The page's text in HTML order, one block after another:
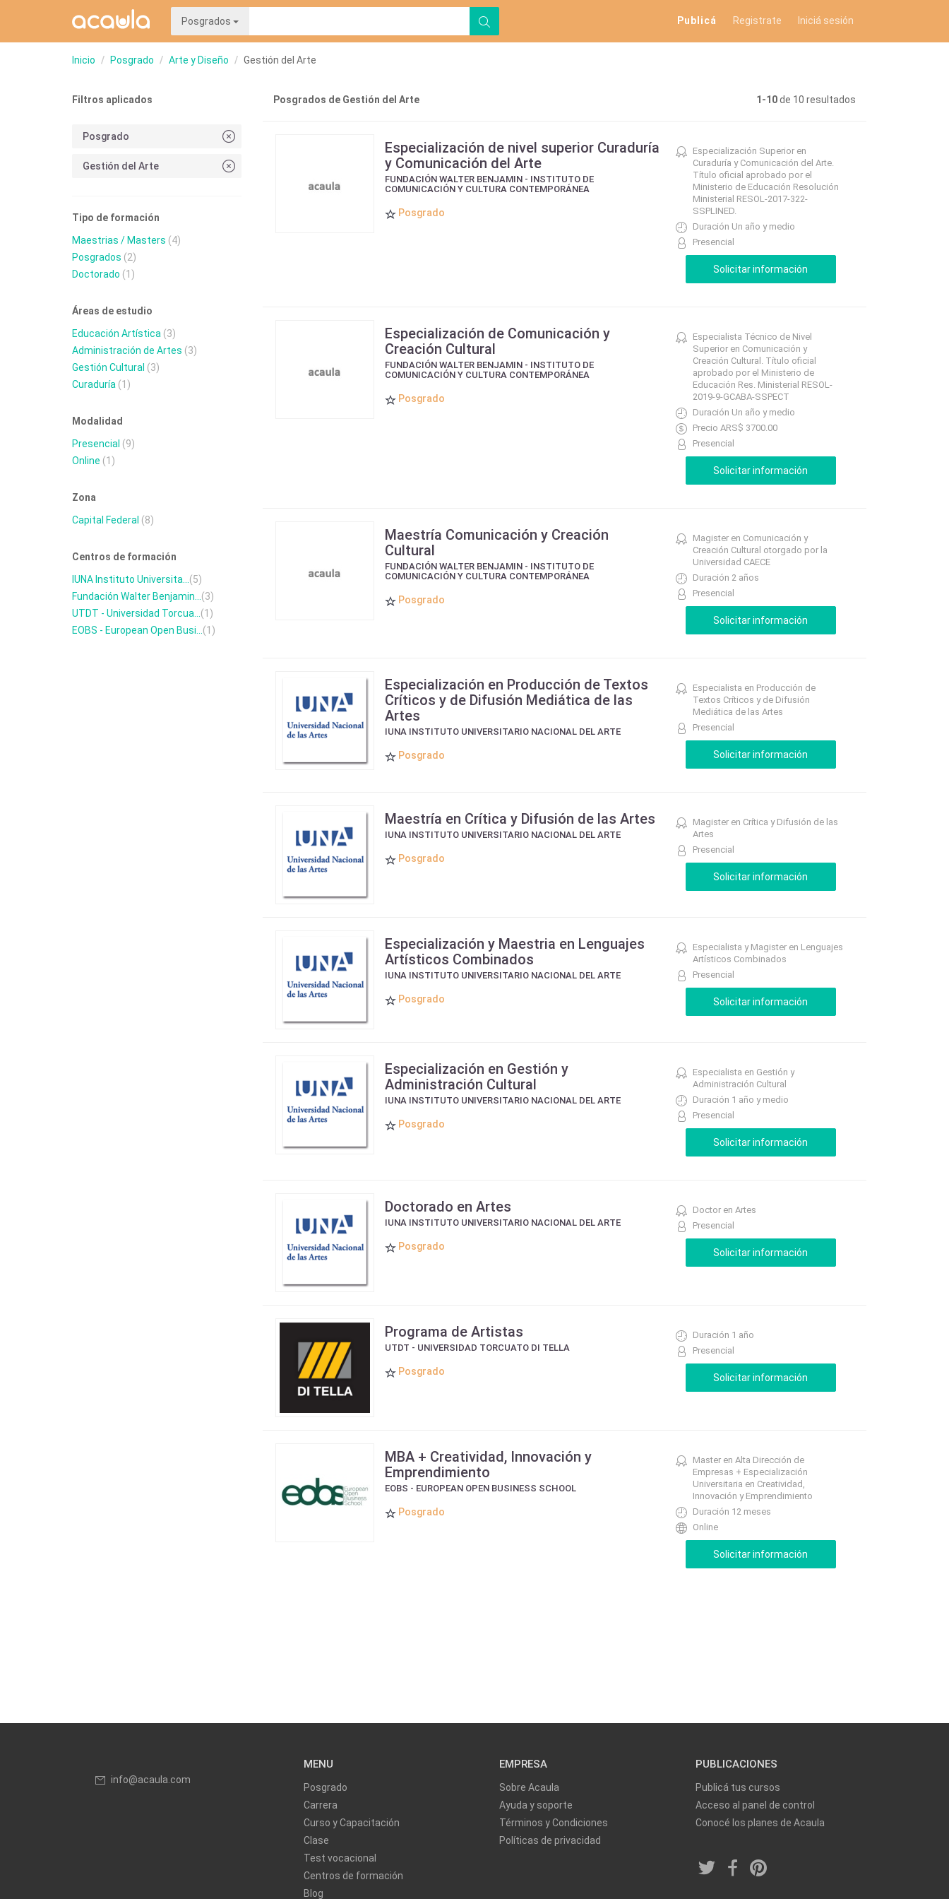
Posgrados Publicá Registrate Iniciá sesión
Inicio Posgrado Arte y Diseño Gestión del Arte
Filtros aplicados
Posgrado
Gestión del Arte
Tipo de formación
Maestrias / Masters (4)
Posgrados (2)
Doctorado (1)
Áreas de estudio
Educación Artística (3)
Administración de Artes (3)
Gestión Cultural (3)
Curaduría (1)
Modalidad
Presencial (9)
Online (1)
Zona
Capital Federal (8)
Centros de formación
IUNA Instituto Universita... (5)
Fundación Walter Benjamin... (3)
UTDT - Universidad Torcua... (1)
EOBS - European Open Busi... (1)
Posgrados de Gestión del Arte 1-10de 10 resultados
Especialización de nivel superior Curaduría
y Comunicación del Arte
FUNDACIÓN WALTER BENJAMIN - INSTITUTO DE
COMUNICACIÓN Y CULTURA CONTEMPORÁNEA
Posgrado
Especialización Superior en
Curaduría y Comunicación del Arte.
Título oficial aprobado por el
Ministerio de Educación Resolución
Ministerial RESOL-2017-322-
SSPLINED.
Duración Un año y medio
Presencial
Especialización de Comunicación y
Creación Cultural
FUNDACIÓN WALTER BENJAMIN - INSTITUTO DE
COMUNICACIÓN Y CULTURA CONTEMPORÁNEA
Posgrado
Especialista Técnico de Nivel
Superior en Comunicación y
Creación Cultural. Título oficial
aprobado por el Ministerio de
Educación Res. Ministerial RESOL-
2019-9-GCABA-SSPECT
Duración Un año y medio
Precio ARS$ 3700.00
Presencial
Maestría Comunicación y Creación
Cultural
FUNDACIÓN WALTER BENJAMIN - INSTITUTO DE
COMUNICACIÓN Y CULTURA CONTEMPORÁNEA
Posgrado
Magister en Comunicación y
Creación Cultural otorgado por la
Universidad CAECE
Duración 2 años
Presencial
Especialización en Producción de Textos
Críticos y de Difusión Mediática de las
Artes
IUNA INSTITUTO UNIVERSITARIO NACIONAL DEL ARTE
Posgrado
Especialista en Producción de
Textos Críticos y de Difusión
Mediática de las Artes
Presencial
Maestría en Crítica y Difusión de las Artes
IUNA INSTITUTO UNIVERSITARIO NACIONAL DEL ARTE
Posgrado
Magister en Crítica y Difusión de las
Artes
Presencial
Especialización y Maestria en Lenguajes
Artísticos Combinados
IUNA INSTITUTO UNIVERSITARIO NACIONAL DEL ARTE
Posgrado
Especialista y Magister en Lenguajes
Artísticos Combinados
Presencial
Especialización en Gestión y
Administración Cultural
IUNA INSTITUTO UNIVERSITARIO NACIONAL DEL ARTE
Posgrado
Especialista en Gestión y
Administración Cultural
Duración 1 año y medio
Presencial
Doctorado en Artes
IUNA INSTITUTO UNIVERSITARIO NACIONAL DEL ARTE
Posgrado
Doctor en Artes
Presencial
Programa de Artistas
UTDT - UNIVERSIDAD TORCUATO DI TELLA
Posgrado
Duración 1 año
Presencial
MBA + Creatividad, Innovación y
Emprendimiento
EOBS - EUROPEAN OPEN BUSINESS SCHOOL
Posgrado
Master en Alta Dirección de
Empresas + Especialización
Universitaria en Creatividad,
Innovación y Emprendimiento
Duración 12 meses
Online
info@acaula.com
MENU
Posgrado
Carrera
Curso y Capacitación
Clase
Test vocacional
Centros de formación
Blog
EMPRESA
Sobre Acaula
Ayuda y soporte
Términos y Condiciones
Políticas de privacidad
PUBLICACIONES
Publicá tus cursos
Acceso al panel de control
Conocé los planes de Acaula